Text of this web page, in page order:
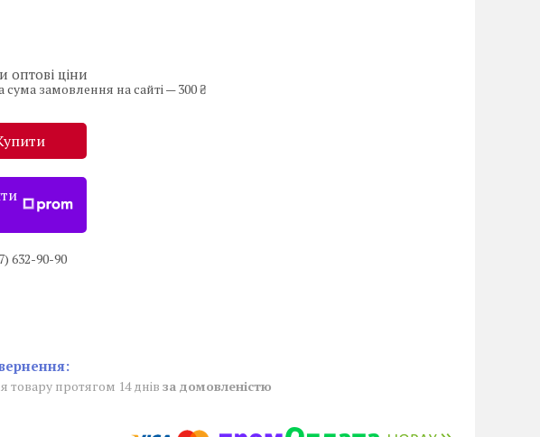
оптові ціни
сума замовлення на сайті — 300 ₴
632-90-90
товару протягом 14 днів за домовленістю